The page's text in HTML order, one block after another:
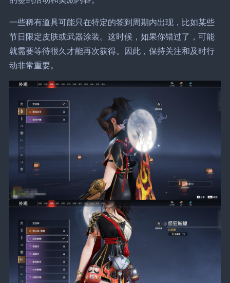
一些稀有道具可能只在特定的签到周期内出现，比如某些
节日限定皮肤或武器涂装。这时候，如果你错过了，可能
就需要等待很久才能再次获得。因此，保持关注和及时行
动非常重要。